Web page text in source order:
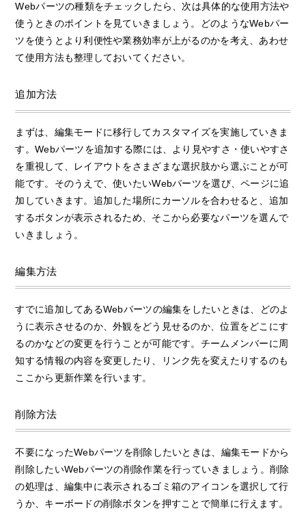
Webパーツの種類をチェックしたら、次は具体的な使用方法や
使うときのポイントを見ていきましょう。どのようなWebパー
ツを使うとより利便性や業務効率が上がるのかを考え、あわせ
て使用方法も整理しておいてください。
追加方法
まずは、編集モードに移行してカスタマイズを実施していきま
す。Webパーツを追加する際には、より見やすさ・使いやすさ
を重視して、レイアウトをさまざまな選択肢から選ぶことが可
能です。そのうえで、使いたいWebパーツを選び、ページに追
加していきます。追加した場所にカーソルを合わせると、追加
するボタンが表示されるため、そこから必要なパーツを選んで
いきましょう。
編集方法
すでに追加してあるWebパーツの編集をしたいときは、どのよ
うに表示させるのか、外観をどう見せるのか、位置をどこにす
るのかなどの変更を行うことが可能です。チームメンバーに周
知する情報の内容を変更したり、リンク先を変えたりするのも
ここから更新作業を行います。
削除方法
不要になったWebパーツを削除したいときは、編集モードから
削除したいWebパーツの削除作業を行っていきましょう。削除
の処理は、編集中に表示されるゴミ箱のアイコンを選択して行
うか、キーボードの削除ボタンを押すことで簡単に行えます。